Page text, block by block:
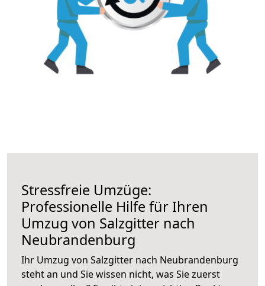
Stressfreie Umzüge:
Professionelle Hilfe für Ihren
Umzug von Salzgitter nach
Neubrandenburg
Ihr Umzug von Salzgitter nach Neubrandenburg
steht an und Sie wissen nicht, was Sie zuerst